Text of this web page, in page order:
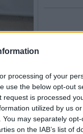
processing of your
use the below opt-out
is processed
utilized by us
may separately
on the IAB’s list of
y las